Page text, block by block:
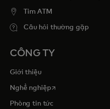
Tim ATM
Câu hỏi thường gặp
CÔNG TY
Giới thiệu
Nghề nghiệpopens in a new tab
Phòng tin tức